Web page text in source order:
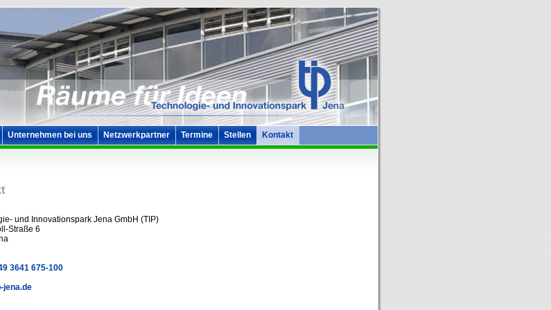
Unternehmen bei uns Netzwerkpartner Termine Stellen Kontakt
und Innovationspark Jena GmbH (TIP)
Straße 6
3641 675-100
jena.de